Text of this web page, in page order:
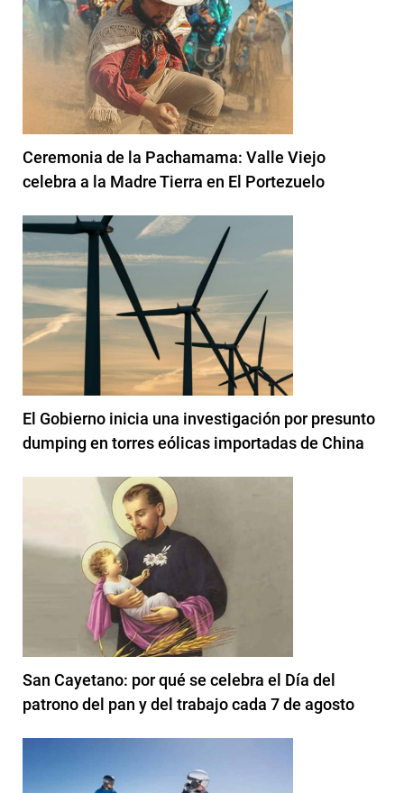
Ceremonia de la Pachamama: Valle Viejo
celebra a la Madre Tierra en El Portezuelo
El Gobierno inicia una investigación por presunto
dumping en torres eólicas importadas de China
San Cayetano: por qué se celebra el Día del
patrono del pan y del trabajo cada 7 de agosto